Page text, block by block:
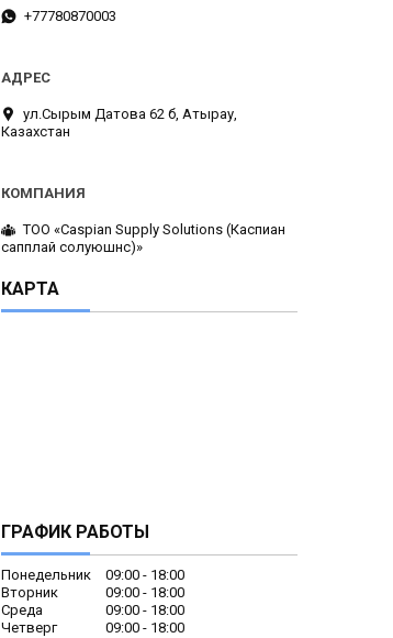
+77780870003
ул.Сырым Датова 62 б, Атырау,
Казахстан
ТОО «Caspian Supply Solutions (Каспиан
сапплай солуюшнс)»
КАРТА
ГРАФИК РАБОТЫ
Понедельник 09:00
18:00
Вторник
09:00
18:00
Среда
09:00
18:00
Четверг
09:00
18:00